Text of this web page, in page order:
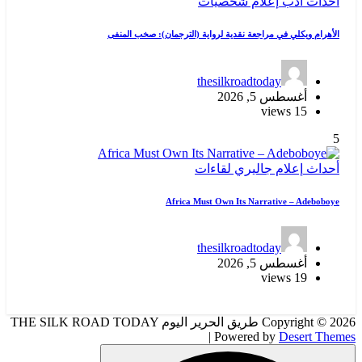
(الترجمان): صخب المنفى
Africa Must
Copyright © 2026 طريق الحرير اليوم THE SILK ROAD TODAY
|